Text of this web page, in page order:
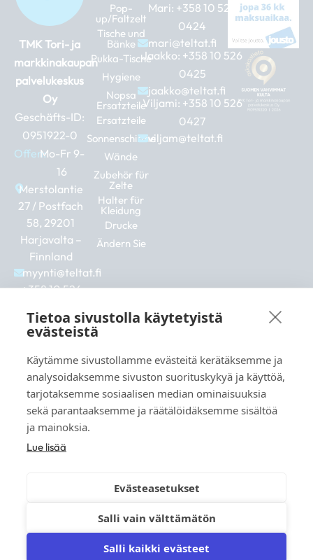
TMK Tori- ja
markkinakaupan
palvelukeskus
Oy
Geschäfts-ID:
0951922-0
Offen:Mo-Fr 9-
16
Merstolantie
27 / Postfach
58, 29201
Harjavalta –
Finnland
myynti@teltat.fi
+358 10 526
F
a
e
b
o
o
k
I
n
t
a
g
r
a
m
L
i
k
e
d
i
n
Pop-
up/Faltzelt
Tische und
Bänke
Pukka-Tische
Hygiene
Nopsa
Ersatzteile
Ersatzteile
Sonnenschirme
Wände
Zubehör für
Zelte
Halter für
Kleidung
Drucke
Ändern Sie
Mari: +358 10 526
0424
mari@teltat.fi
Jaakko: +358 10 526
0425
jaakko@teltat.fi
Viljami: +358 10 526
0427
viljam@teltat.fi
Siehe auch:
markkina.net
grillikeskus.fi
© 2026 teltat.fi – TMK Tori- ja markkinakaupan
palvelukeskus Oy.
Tietoa sivustolla käytetyistä
evästeistä
Käytämme sivustollamme evästeitä kerätäksemme ja
analysoidaksemme sivuston suorituskykyä ja käyttöä,
tarjotaksemme sosiaalisen median ominaisuuksia
sekä parantaaksemme ja räätälöidäksemme sisältöä
ja mainoksia.
Lue lisää
Evästeasetukset
Salli vain välttämätön
Salli kaikki evästeet